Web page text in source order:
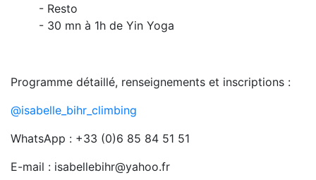
- Resto
- 30 mn à 1h de Yin Yoga
Programme détaillé, renseignements et inscriptions :
@isabelle_bihr_climbing
WhatsApp : +33 (0)6 85 84 51 51
E-mail : isabellebihr@yahoo.fr